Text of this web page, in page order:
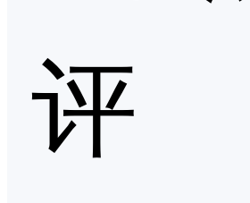
评